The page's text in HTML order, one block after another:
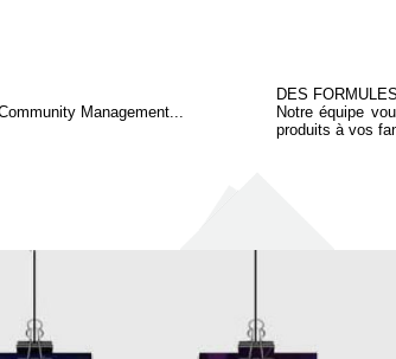
Management...
DES
Notre équipe
produits à vos